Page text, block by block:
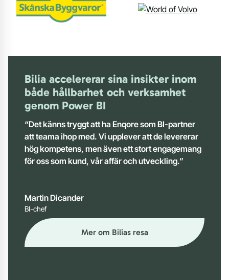
Bilia accelererar sina insikter inom
både hållbarhet och verksamhet
genom Power BI
“Det känns tryggt att ha Enqore som BI-partner
att teama ihop med. Vi upplever att de levererar
hög kompetens, men även ett stort engagemang
för oss som kund, vår affär och utveckling.”
Martin Dicander
BI-chef
Mer om Bilias resa